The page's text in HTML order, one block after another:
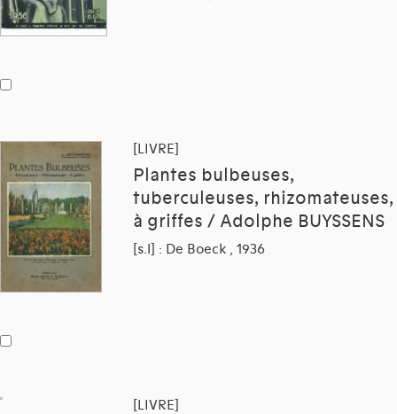
[LIVRE]
Plantes bulbeuses,
tuberculeuses, rhizomateuses,
à griffes / Adolphe BUYSSENS
[s.l] : De Boeck , 1936
[LIVRE]